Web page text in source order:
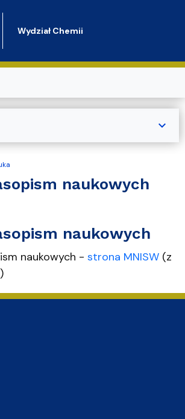
Wydział Chemii
naukowych
naukowych
naukowych - strona MNISW(z
expand_more